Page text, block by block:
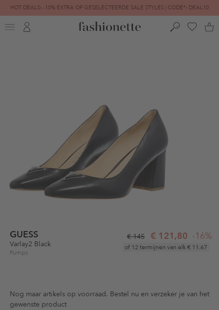
HOT DEALS: -10% EXTRA OP GESELECTEERDE SALE STYLES | CODE*: DEAL10
FINAL SALE | TOT -80% GEREDUCEERD
GUESS
Varlay2 Black
Pumps
€ 145 € 121,80 -16%
of 12 termijnen van elk€ 11,67
Nog maar artikels op voorraad. Bestel nu en verzeker je van het
gewenste product